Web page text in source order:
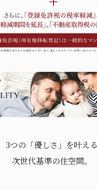
3つの「優しさ」を叶える
次世代基準の住空間。